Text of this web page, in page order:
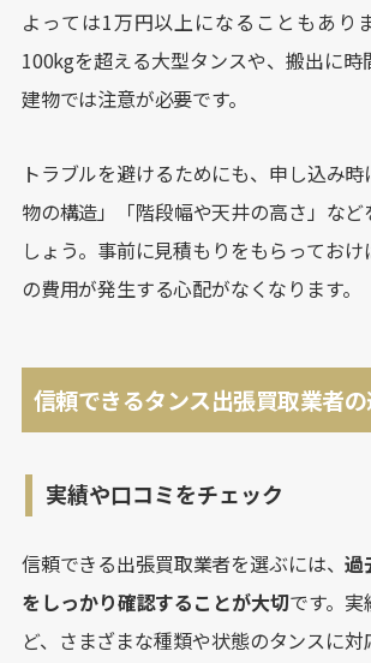
よっては1万円以上になることもあり
100kgを超える大型タンスや、搬出に時
建物では注意が必要です。
トラブルを避けるためにも、申し込み
物の構造」「階段幅や天井の高さ」な
しょう。事前に見積もりをもらってお
の費用が発生する心配がなくなります。
信頼できるタンス出張買取業者
実績や口コミをチェック
信頼できる出張買取業者を選ぶには、過
をしっかり確認することが大切です。
ど、さまざまな種類や状態のタンスに